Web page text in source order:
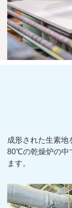
成形された生素地
80℃の乾燥炉の中
ます。